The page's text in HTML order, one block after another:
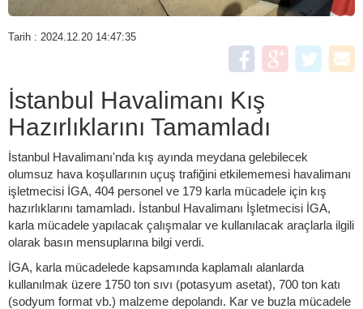
Tarih : 2024.12.20 14:47:35
İstanbul Havalimanı Kış
Hazırlıklarını Tamamladı
İstanbul Havalimanı'nda kış ayında meydana gelebilecek
olumsuz hava koşullarının uçuş trafiğini etkilememesi havalimanı
işletmecisi İGA, 404 personel ve 179 karla mücadele için kış
hazırlıklarını tamamladı. İstanbul Havalimanı İşletmecisi İGA,
karla mücadele yapılacak çalışmalar ve kullanılacak araçlarla ilgili
olarak basın mensuplarına bilgi verdi.
İGA, karla mücadelede kapsamında kaplamalı alanlarda
kullanılmak üzere 1750 ton sıvı (potasyum asetat), 700 ton katı
(sodyum format vb.) malzeme depolandı. Kar ve buzla mücadele